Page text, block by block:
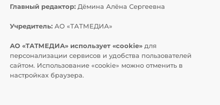
Главный редактор: Дёмина Алёна Сергеевна
Учредитель: АО «ТАТМЕДИА»
АО «ТАТМЕДИА» использует «cookie» для
персонализации сервисов и удобства пользователей
сайтом. Использование «cookie» можно отменить в
настройках браузера.